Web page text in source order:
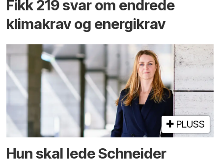
Fikk 219 svar om endrede
klimakrav og energikrav
PLUSS
Hun skal lede Schneider